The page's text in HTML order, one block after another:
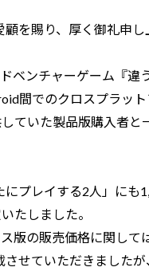
を賜り、厚く御礼申し
ベンチャーゲーム『違
間でのクロスプラッ
ていた製品版購入者
にプレイする2人」にも
たしました。
版の販売価格に関し
せていただきましたが